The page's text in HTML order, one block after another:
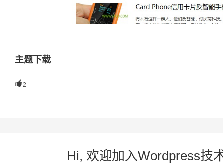
主题下载
2
Hi, 欢迎加入Wordpress技